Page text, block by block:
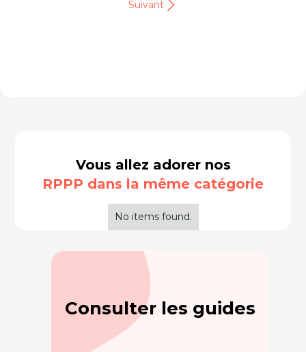
Suivant
Vous allez adorer nos
RPPP dans la même catégorie
No items found.
Consulter les guides